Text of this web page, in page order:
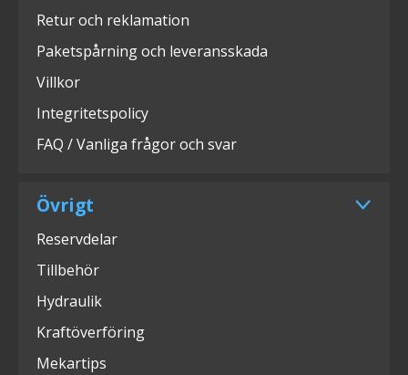
Retur och reklamation
Paketspårning och leveransskada
Villkor
Integritetspolicy
FAQ / Vanliga frågor och svar
Övrigt
Reservdelar
Tillbehör
Hydraulik
Kraftöverföring
Mekartips